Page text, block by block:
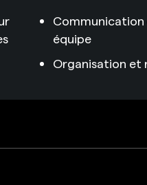
équipe
Organisation et